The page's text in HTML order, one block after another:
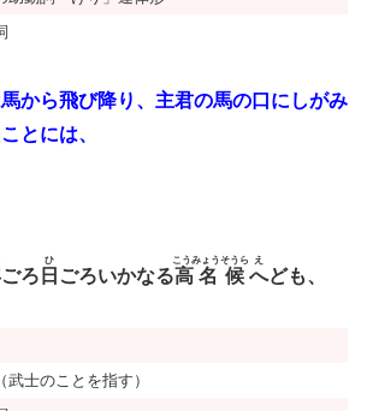
馬から飛び降り、主君の馬の口にしがみ
とには、
ごろ 日
ひ
ごろいかなる高名
こうみょう
候
そうら
へ
え
ども、
武士のことを指す）